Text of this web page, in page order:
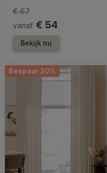
vanaf € 54
€ 67
Bekijk nu
Bespaar 20%